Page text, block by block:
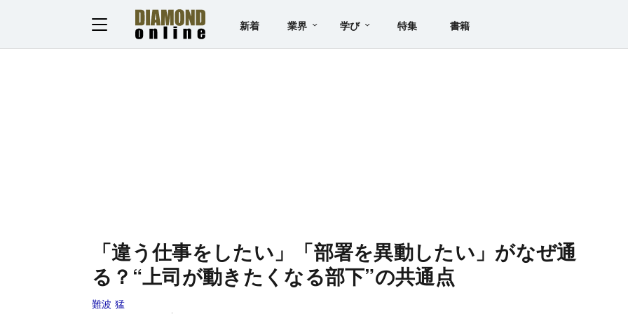
新着 業界 学び 特集 書籍
「違う仕事をしたい」「部署を異動したい」がなぜ通
る？“上司が動きたくなる部下”の共通点
難波 猛